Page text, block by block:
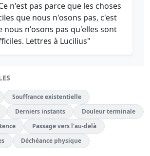
n'est pas parce que les choses
que nous n'osons pas, c'est
nous n'osons pas qu'elles sont
Lettres à Lucilius"
Souffrance existentielle
Derniers instants
Douleur terminale
Passage vers l'au-delà
Déchéance physique